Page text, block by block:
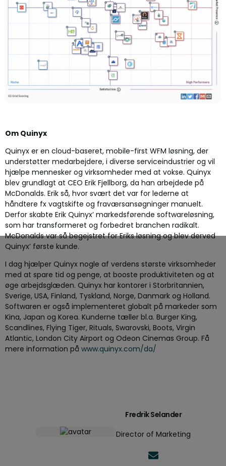
Om Quinyx
Quinyx er en cloud-baseret, mobile-first WFM løsning, der
understøtter medarbejdere, i diverse serviceindustrier og vil
hjælpe mennesker og virksomheder med at vokse. Quinyx
blev grundlagt at CEO Erik Fjellborg, da han arbejdede på
McDonalds. Erik så, hvor svært det var for lederne at
håndtere fx vagtskifte og fraværsansøgninger manuelt.
Derfor skabte Erik Quinyx’ markedsførende softwareløsning,
som har transformeret og forbedret branchen radikalt.
McDonalds var så begejstret for Eriks løsning og blev derved
Quinyx’ første kunde.
I dag hjælper Quinyx nogle af verdens største virksomheder
med at spare tid og penge, at booste produktiviteten og at
øge arbejdsglæden. Quinyx har kontorer i Storbritannien,
Sverige, USA, Finland, Tyskland, Norge, Danmark og Holland.
Softwaren er også implementeret globalt på markeder som
Kina, Japan og Korea. Kunderne tæller bl.a. Burger King,
Scandlines, Flying Tiger, Rituals, Swarovski, Boots, Virgin
Atlantic, London City Airport og Odeon Cinemas Group. Få
mere information på www.quinyx.com/da/
Fredrik Selander
Director of Marketing